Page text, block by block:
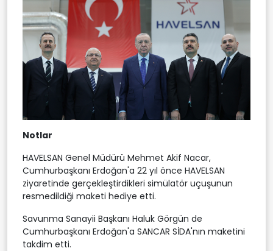
Notlar
HAVELSAN Genel Müdürü Mehmet Akif Nacar,
Cumhurbaşkanı Erdoğan'a 22 yıl önce HAVELSAN
ziyaretinde gerçekleştirdikleri simülatör uçuşunun
resmedildiği maketi hediye etti.
Savunma Sanayii Başkanı Haluk Görgün de
Cumhurbaşkanı Erdoğan'a SANCAR SİDA'nın maketini
takdim etti.